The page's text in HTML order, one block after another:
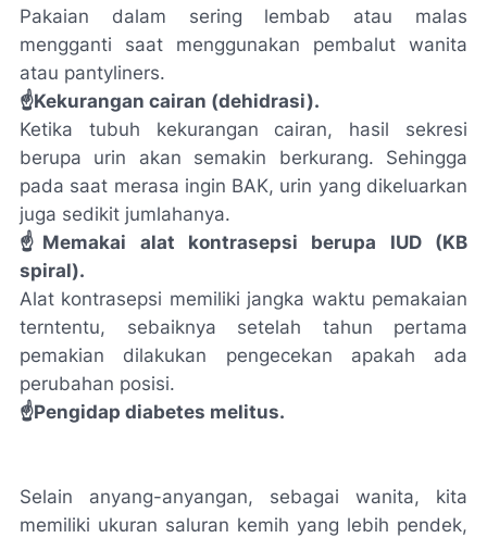
Pakaian dalam sering lembab atau malas
mengganti saat menggunakan pembalut wanita
atau pantyliners.
☝Kekurangan cairan (dehidrasi).
Ketika tubuh kekurangan cairan, hasil sekresi
berupa urin akan semakin berkurang. Sehingga
pada saat merasa ingin BAK, urin yang dikeluarkan
juga sedikit jumlahanya.
☝Memakai alat kontrasepsi berupa IUD (KB
spiral).
Alat kontrasepsi memiliki jangka waktu pemakaian
terntentu, sebaiknya setelah tahun pertama
pemakian dilakukan pengecekan apakah ada
perubahan posisi.
☝Pengidap diabetes melitus.
Selain anyang-anyangan, sebagai wanita, kita
memiliki ukuran saluran kemih yang lebih pendek,